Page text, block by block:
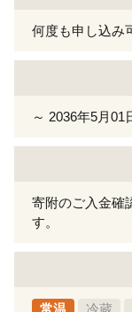
何度も申し込み
～ 2036年5月01
寄附のご入金確
す。
常温 冷蔵